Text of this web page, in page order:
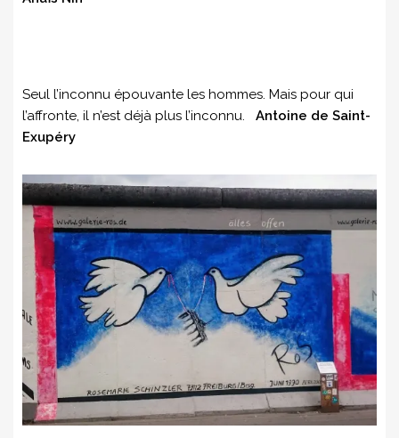
Seul l’inconnu épouvante les hommes. Mais pour qui
l’affronte, il n’est déjà plus l’inconnu. Antoine de Saint-
Exupéry